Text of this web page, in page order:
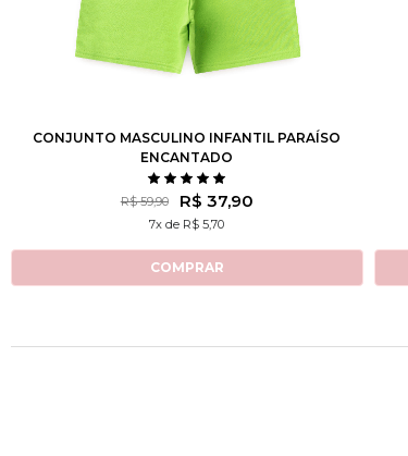
CONJUNTO MASCULINO INFANTIL PARAÍSO
ENCANTADO
R$ 59,90 R$ 37,90
7x de R$ 5,70
COMPRAR